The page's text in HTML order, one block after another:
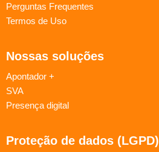
Perguntas Frequentes
Termos de Uso
Nossas soluções
Apontador +
SVA
Presença digital
Proteção de dados (LGPD)